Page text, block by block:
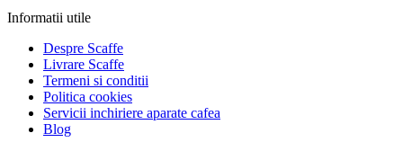
Informatii utile
Despre Scaffe
Livrare Scaffe
Termeni si conditii
Politica cookies
Servicii inchiriere aparate cafea
Blog